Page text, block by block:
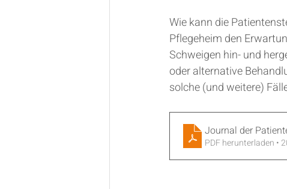
Wie kann die
Pflegeheim den
Schweigen hin- und
oder alternative
solche (und weitere)
Journal der
PDF herunterladen •